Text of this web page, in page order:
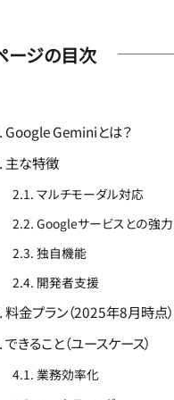
ージの目次
Google Geminiとは？
主な特徴
マルチモーダル対応
Googleサービスとの強
独自機能
開発者支援
料金プラン（2025年8月時点）
できること（ユースケース）
業務効率化